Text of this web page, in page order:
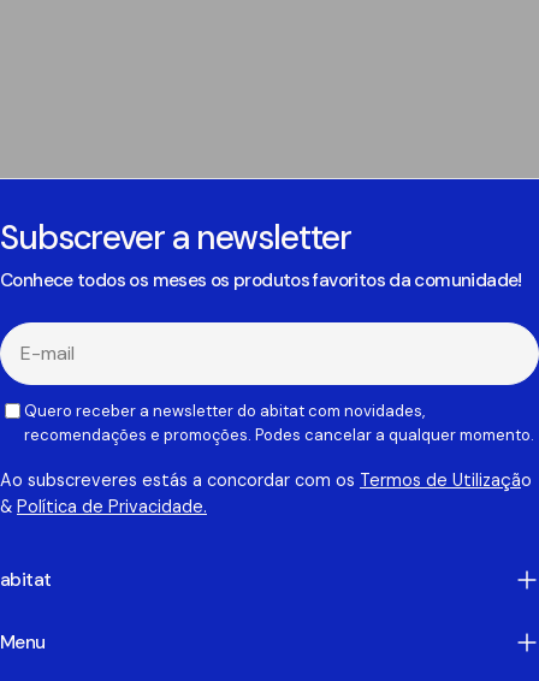
Subscrever a newsletter
Conhece todos os meses os produtos favoritos da comunidade!
E-
mail
Quero receber a newsletter do abitat com novidades,
recomendações e promoções. Podes cancelar a qualquer momento.
Ao subscreveres estás a concordar com os Termos de Utilização
& Política de Privacidade.
abitat
Menu